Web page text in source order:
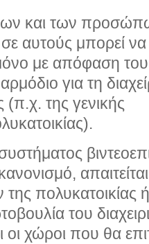
και των
αυτούς μπορεί να
με απόφαση του
για τη
της γενικής
της πολυκατοικίας
του
οι χώροι που θα